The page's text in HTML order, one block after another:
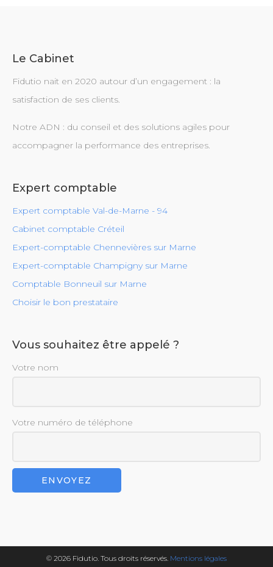
Le Cabinet
Fidutio nait en 2020 autour d’un engagement : la
satisfaction de ses clients.
Notre ADN : du conseil et des solutions agiles pour
accompagner la performance des entreprises.
Expert comptable
Expert comptable Val-de-Marne - 94
Cabinet comptable Créteil
Expert-comptable Chennevières sur Marne
Expert-comptable Champigny sur Marne
Comptable Bonneuil sur Marne
Choisir le bon prestataire
Vous souhaitez être appelé ?
Votre nom
Votre numéro de téléphone
© 2026 Fidutio. Tous droits réservés. Mentions légales